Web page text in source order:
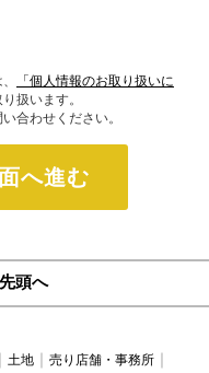
「個人情報のお取り扱いに
扱います。
合わせください。
へ進む
頭へ
土地
売り店舗・事務所